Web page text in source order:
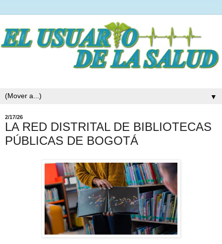
▼
2/17/26
LA RED DISTRITAL DE BIBLIOTECAS
PÚBLICAS DE BOGOTÁ